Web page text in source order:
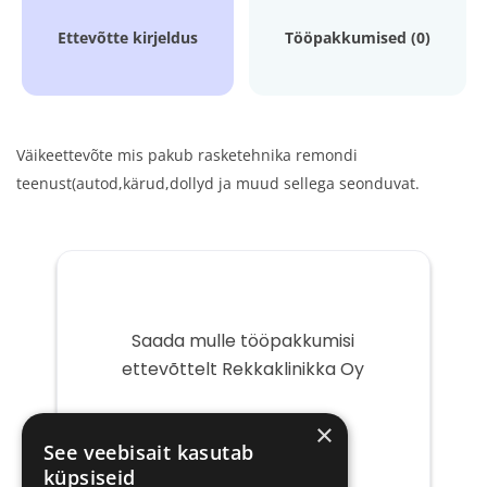
Ettevõtte kirjeldus Tööpakkumised (0)
Väikeettevõte mis pakub rasketehnika remondi
teenust(autod,kärud,dollyd ja muud sellega seonduvat.
Saada mulle tööpakkumisi
ettevõttelt Rekkaklinikka Oy
post
×
See veebisait kasutab
küpsiseid